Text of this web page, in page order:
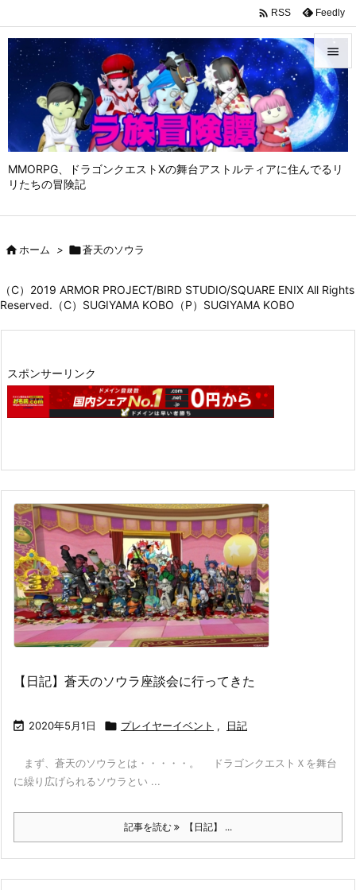
MMORPG、ドラゴンクエストⅩの舞台アストルティアに住んでるリ
リたちの冒険記


メニュ

サイド

 RSS Feedly
ホーム > 蒼天のソウラ
（C）2019 ARMOR PROJECT/BIRD STUDIO/SQUARE ENIX All Rights
Reserved.（C）SUGIYAMA KOBO（P）SUGIYAMA KOBO
スポンサーリンク
【日記】蒼天のソウラ座談会に行ってきた
 2020年5月1日  プレイヤーイベント , 日記
まず、蒼天のソウラとは・・・・・。 ドラゴンクエストＸを舞台
に繰り広げられるソウラとい ...
記事を読む 【日記】 ...